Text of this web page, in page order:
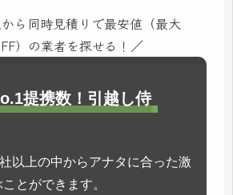
ら同時見積りで最安値（最大
）の業者を探せる！／
提携数！引越し侍
以上の中からアナタに合った激
とができます。